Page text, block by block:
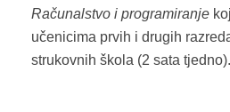
Računalstvo i programiranje
učenicima prvih i drugih
strukovnih škola (2 sata tjedno).